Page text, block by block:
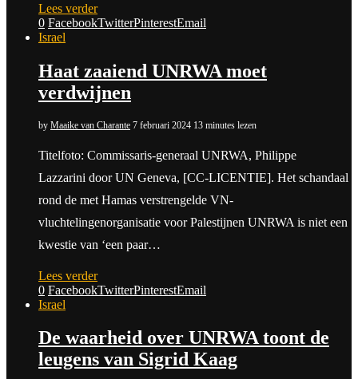
Lees verder
0 FacebookTwitterPinterestEmail
Israel
Haat zaaiend UNRWA moet
verdwijnen
by Maaike van Charante 7 februari 2024 13 minutes lezen
Titelfoto: Commissaris-generaal UNRWA, Philippe
Lazzarini door UN Geneva, [CC-LICENTIE]. Het schandaal
rond de met Hamas verstrengelde VN-
vluchtelingenorganisatie voor Palestijnen UNRWA is niet een
kwestie van ‘een paar…
Lees verder
0 FacebookTwitterPinterestEmail
Israel
De waarheid over UNRWA toont de
leugens van Sigrid Kaag